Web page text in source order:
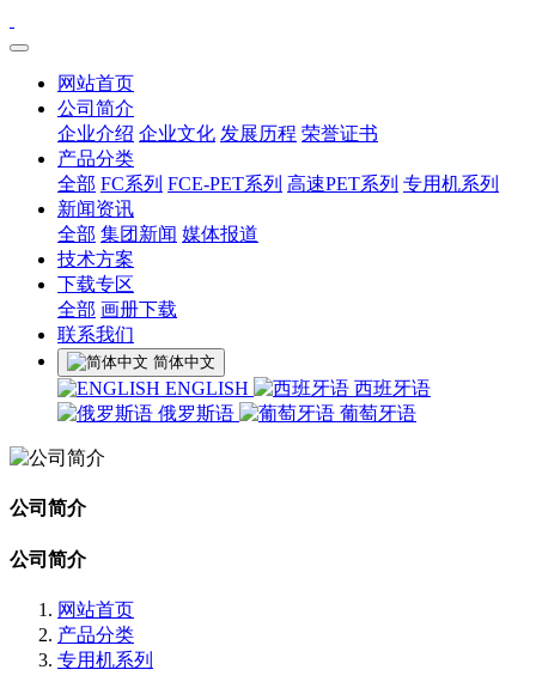
网站首页
公司简介
企业介绍 企业文化 发展历程 荣誉证书
产品分类
全部 FC系列 FCE-PET系列 高速PET系列 专用机系列
新闻资讯
全部 集团新闻 媒体报道
技术方案
下载专区
全部 画册下载
联系我们
简体中文
ENGLISH
西班牙语
俄罗斯语
葡萄牙语
公司简介
公司简介
网站首页
产品分类
专用机系列